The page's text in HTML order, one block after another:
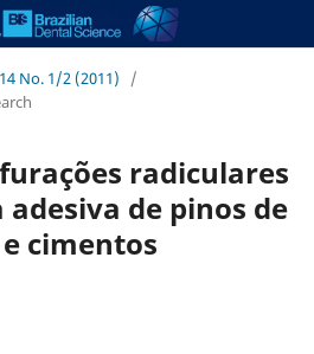
No. 1/2 (2011)
/
radiculares
de pinos de
cimentos